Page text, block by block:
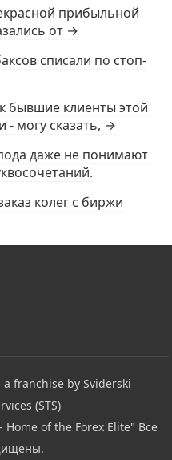
прибыльной
от →
списали по стоп-
бывшие клиенты этой
- могу сказать, →
даже не понимают
колег с биржи
franchise by Sviderski
(STS)
of the Forex Elite" Все